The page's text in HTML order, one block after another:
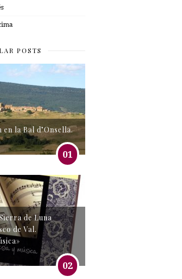
POSTS
la Bal d’Onsella.
01
de Luna
de Val.
02